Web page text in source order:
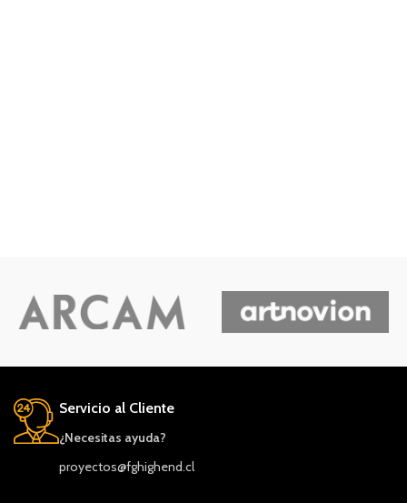
Servicio al Cliente
¿Necesitas ayuda?
proyectos@fghighend.cl